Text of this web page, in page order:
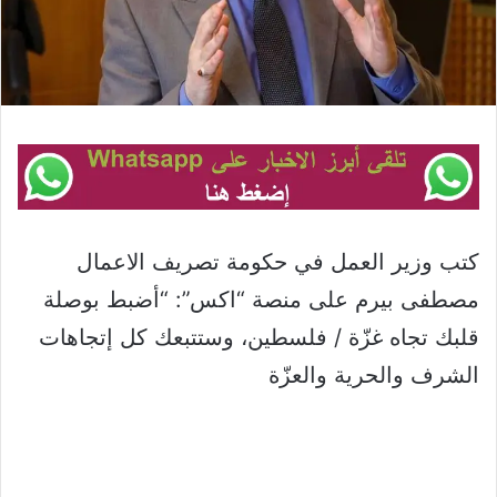
كتب وزير العمل في حكومة تصريف الاعمال
مصطفى بيرم على منصة “اكس”: “أضبط بوصلة
قلبك تجاه غزّة / فلسطين، وستتبعك كل إتجاهات
الشرف والحرية والعزّة